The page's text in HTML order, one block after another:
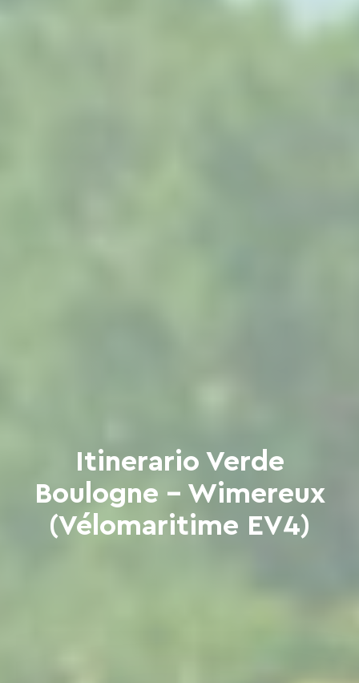
Itinerario Verde
Boulogne - Wimereux
(Vélomaritime EV4)